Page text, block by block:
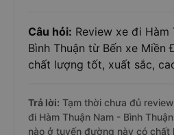
Câu hỏi: Review xe đi Hàm
Bình Thuận từ Bến xe Miền
chất lượng tốt, xuất sắc,
Trả lời: Tạm thời chưa đủ
đi Hàm Thuận Nam - Bình
nào ở tuyến đường này có chất